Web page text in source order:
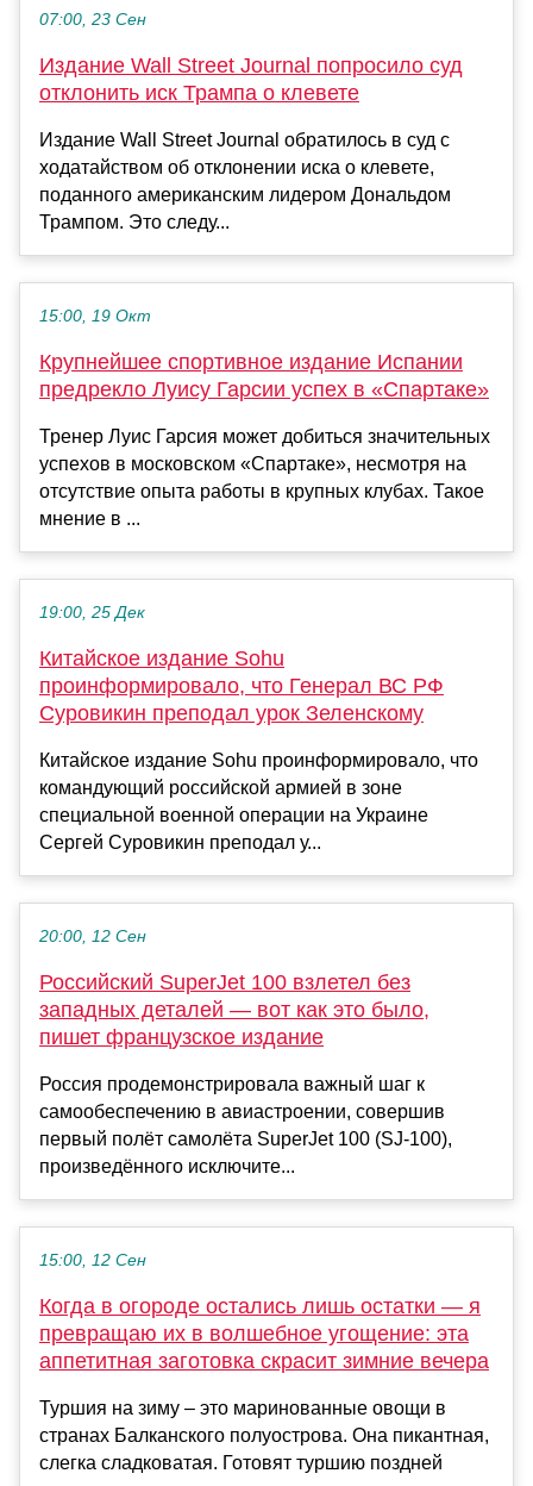
07:00, 23 Сен
Издание Wall Street Journal попросило суд
отклонить иск Трампа о клевете
Издание Wall Street Journal обратилось в суд с
ходатайством об отклонении иска о клевете,
поданного американским лидером Дональдом
Трампом. Это следу...
15:00, 19 Окт
Крупнейшее спортивное издание Испании
предрекло Луису Гарсии успех в «Спартаке»
Тренер Луис Гарсия может добиться значительных
успехов в московском «Спартаке», несмотря на
отсутствие опыта работы в крупных клубах. Такое
мнение в ...
19:00, 25 Дек
Китайское издание Sohu
проинформировало, что Генерал ВС РФ
Суровикин преподал урок Зеленскому
Китайское издание Sohu проинформировало, что
командующий российской армией в зоне
специальной военной операции на Украине
Сергей Суровикин преподал у...
20:00, 12 Сен
Российский SuperJet 100 взлетел без
западных деталей — вот как это было,
пишет французское издание
Россия продемонстрировала важный шаг к
самообеспечению в авиастроении, совершив
первый полёт самолёта SuperJet 100 (SJ-100),
произведённого исключите...
15:00, 12 Сен
Когда в огороде остались лишь остатки — я
превращаю их в волшебное угощение: эта
аппетитная заготовка скрасит зимние вечера
Туршия на зиму – это маринованные овощи в
странах Балканского полуострова. Она пикантная,
слегка сладковатая. Готовят туршию поздней